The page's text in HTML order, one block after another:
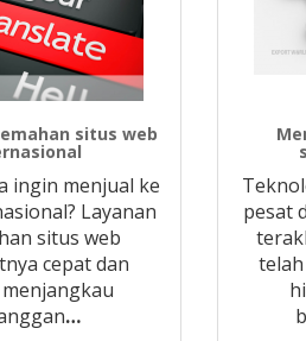
situs web
ingin menjual ke
Layanan
situs web
cepat dan
…
pesat